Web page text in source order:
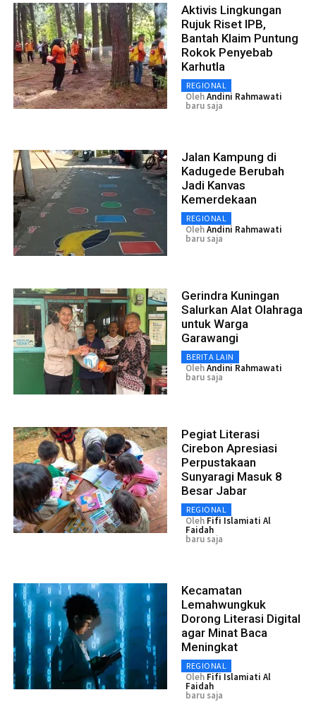
Aktivis Lingkungan
Rujuk Riset IPB,
Bantah Klaim Puntung
Rokok Penyebab
Karhutla
REGIONAL
OlehAndini Rahmawati
baru saja
Jalan Kampung di
Kadugede Berubah
Jadi Kanvas
Kemerdekaan
REGIONAL
OlehAndini Rahmawati
baru saja
Gerindra Kuningan
Salurkan Alat Olahraga
untuk Warga
Garawangi
BERITA LAIN
OlehAndini Rahmawati
baru saja
Pegiat Literasi
Cirebon Apresiasi
Perpustakaan
Sunyaragi Masuk 8
Besar Jabar
REGIONAL
Oleh Fifi Islamiati Al
Faidah
baru saja
Kecamatan
Lemahwungkuk
Dorong Literasi Digital
agar Minat Baca
Meningkat
REGIONAL
Oleh Fifi Islamiati Al
Faidah
baru saja